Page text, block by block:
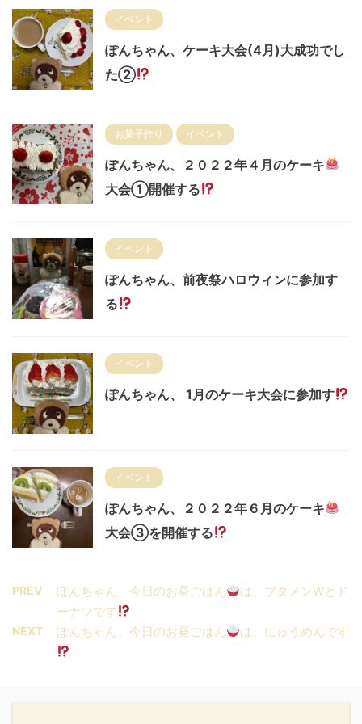
イベント
ぽんちゃん、ケーキ大会(4月)大成功でし
た②
お菓子作り イベント
ぽんちゃん、２０２２年４月のケーキ
大会①開催する
イベント
ぽんちゃん、前夜祭ハロウィンに参加す
る
イベント
ぽんちゃん、 1月のケーキ大会に参加す
イベント
ぽんちゃん、２０２２年６月のケーキ
大会③を開催する
PREV ぽんちゃん、今日のお昼ごはん
は、ブタメンWとド
ーナツです
NEXT ぽんちゃん、今日のお昼ごはん は、にゅうめんです